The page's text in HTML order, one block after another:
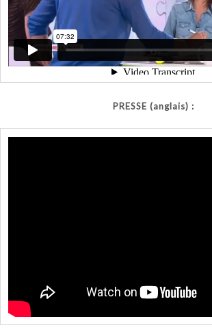
PRESSE (anglais) :